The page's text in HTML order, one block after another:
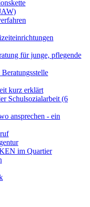
für junge, pflegende
kurz erklärt
Schulsozialarbeit (6
ansprechen - ein
im Quartier